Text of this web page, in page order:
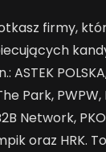
firmy,
ASTEK
Park,
Network,
oraz HRK.